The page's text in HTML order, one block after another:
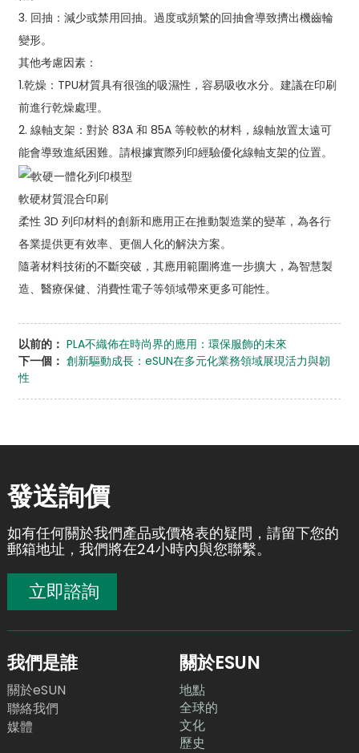
3. 回抽：減少或禁用回抽。過度或頻繁的回抽會導致擠出機齒輪
變形。
其他考慮因素：
1.乾燥：TPU材質具有很強的吸濕性，容易吸收水分。建議在印刷
前進行乾燥處理。
2. 線軸支架：對於 83A 和 85A 等較軟的材料，線軸放置太遠可
能會導致進紙困難。請根據實際列印經驗優化線軸支架的位置。
軟硬材質混合印刷
柔性 3D 列印材料的創新和應用正在推動製造業的變革，為各行
各業提供更有效率、更個人化的解決方案。
隨著材料技術的不斷突破，其應用範圍將進一步擴大，為智慧製
造、醫療保健、消費性電子等領域帶來更多可能性。
以前的： PLA不織佈在時尚界的應用：環保服飾的未來
下一個： 創新驅動成長：eSUN在多元化業務領域展現活力與韌
性
發送詢價
如有任何關於我們產品或價格表的疑問，請留下您的
郵箱地址，我們將在24小時內與您聯繫。
立即諮詢
我們是誰
關於eSUN
聯絡我們
媒體
關於ESUN
地點
全球的
文化
歷史